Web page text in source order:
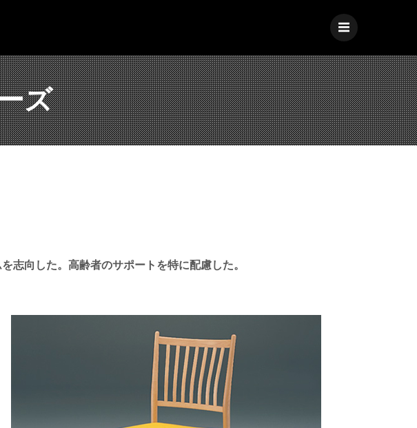
ズ
志向した。高齢者のサポートを特に配慮した。